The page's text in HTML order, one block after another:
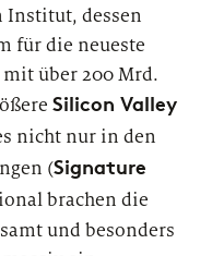
Institut, dessen
für die neueste
über 200 Mrd.
Silicon Valley
nicht nur in den
(Signature
brachen die
und besonders